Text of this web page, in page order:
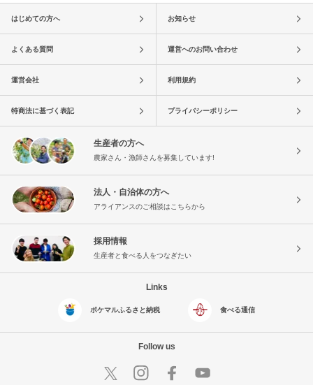
はじめての方へ お知らせ
よくある質問 運営へのお問い合わせ
運営会社 利用規約
特商法に基づく表記 プライバシーポリシー
生産者の方へ
農家さん・漁師さんを募集しています!
法人・自治体の方へ
アライアンスのご相談はこちらから
採用情報
生産者と食べる人をつなぎたい
Links
ポケマルふるさと納税 食べる通信
Follow us